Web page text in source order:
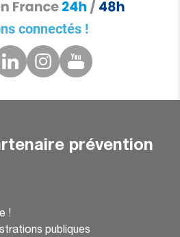
connectés !
prévention
!
publiques